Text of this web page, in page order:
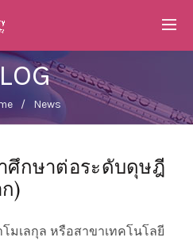
News
ศึกษาต่อระดับดุษฎี
)
มเลกุล หรือสาขาเทคโนโลยี